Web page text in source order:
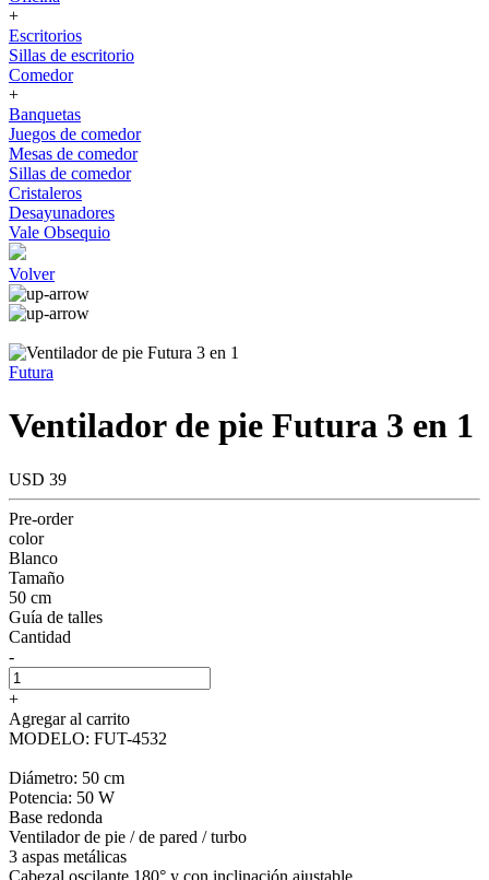
+
Escritorios
Sillas de escritorio
Comedor
+
Banquetas
Juegos de comedor
Mesas de comedor
Sillas de comedor
Cristaleros
Desayunadores
Vale Obsequio
Volver
Futura
Ventilador de pie Futura 3 en 1
USD 39
Pre-order
color
Blanco
Tamaño
50 cm
Guía de talles
Cantidad
-
+
Agregar al carrito
MODELO: FUT-4532
Diámetro: 50 cm
Potencia: 50 W
Base redonda
Ventilador de pie / de pared / turbo
3 aspas metálicas
Cabezal oscilante 180° y con inclinación ajustable